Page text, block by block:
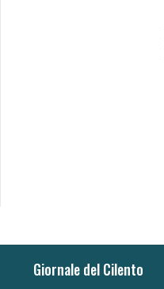
Giornale del Cilento